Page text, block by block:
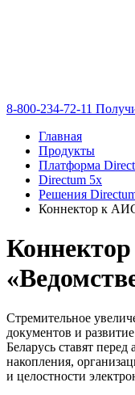
8-800-234-72-11
Главная
Продукты
Платформа
Directum 5x
Решения
Коннектор к
Стремительное
документов и
Беларусь ставят
накопления,
и целостности